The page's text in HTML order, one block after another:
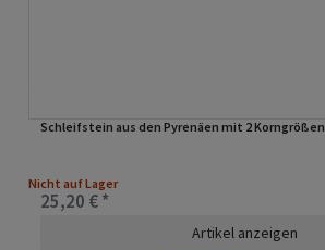
Schleifstein aus den Pyrenäen mit 2 Korngrößen
Nicht auf Lager
25,20 € *
Artikel anzeigen